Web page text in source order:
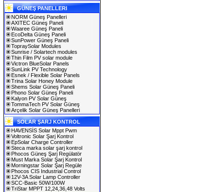
GÜNEŞ PANELLERI
NORM Güneş Panelleri
AXITEC Güneş Paneli
Waaree Güneş Paneli
EcoDelta Güneş Paneli
SunPower Güneş Paneli
TopraySolar Modules
Sunrise / Solartech modules
Thin Film PV solar module
Victron BlueSolar Panels
SunLink PV Technology
Esnek / Flexible Solar Panels
Trina Solar Honey Module
Shems Solar Güneş Paneli
Phono Solar Güneş Paneli
Kalyon PV Solar Güneş
TommaTech PV Solar Güneş
Arçelik Solar Güneş Panelleri
SOLAR ŞARJ KONTROL
HAVENSİS Solar Mppt Pwm
Voltronic Solar Şarj Kontrol
EpSolar Charge Controller
Steca marka solar şarj kontrol
Phocos Güneş Şarj Regülatör
Must Marka Solar Şarj Kontrol
Morningstar Solar Şarj Regüle
Phocos CIS Industrial Control
12V-3A Solar Lamp Controller
SCC-Basic 50W/100W
TriStar MPPT 12,24,36,48 Volts